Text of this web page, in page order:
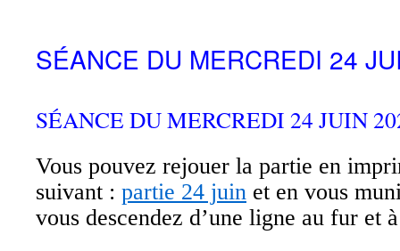
SÉANCE DU MERCREDI 24
SÉANCE DU MERCREDI 24 JUIN
Vous pouvez rejouer la partie en
suivant : partie 24 juin et en vous
vous descendez d’une ligne au fur et